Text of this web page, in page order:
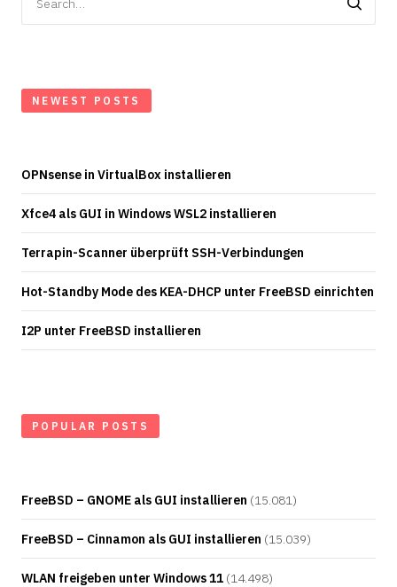
for:
NEWEST POSTS
OPNsense in VirtualBox installieren
Xfce4 als GUI in Windows WSL2 installieren
Terrapin-Scanner überprüft SSH-Verbindungen
Hot-Standby Mode des KEA-DHCP unter FreeBSD einrichten
I2P unter FreeBSD installieren
POPULAR POSTS
FreeBSD – GNOME als GUI installieren (15.081)
FreeBSD – Cinnamon als GUI installieren (15.039)
WLAN freigeben unter Windows 11 (14.498)